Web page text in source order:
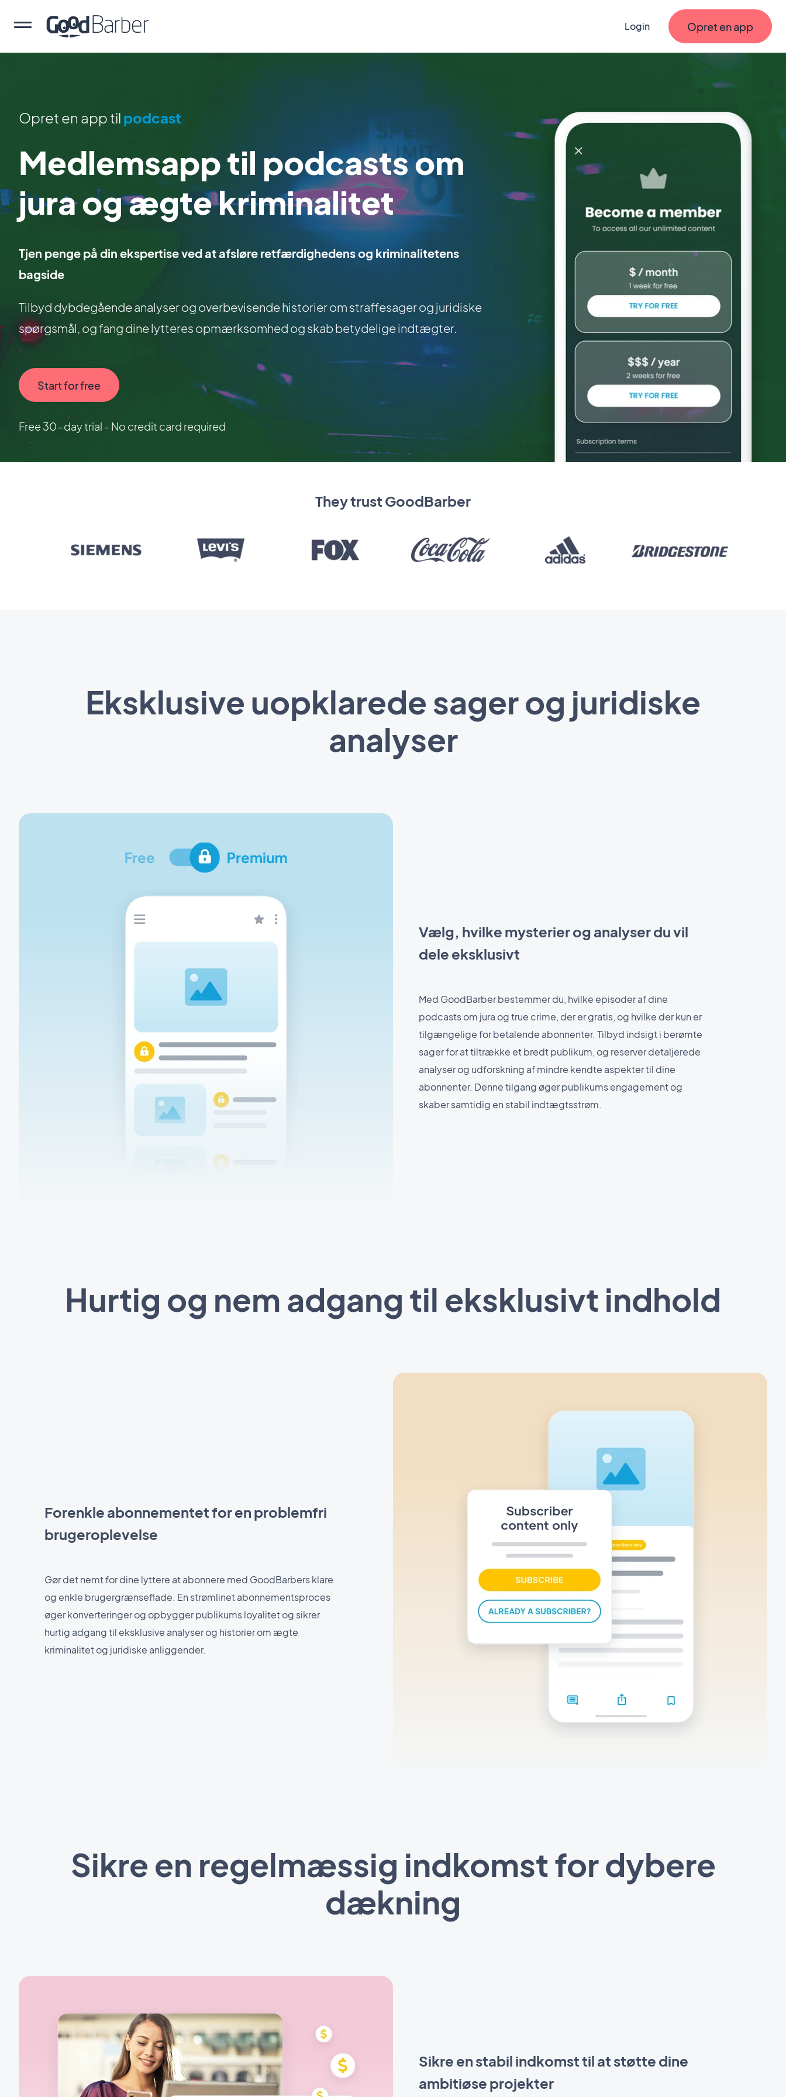
Login Opret en app
Opret en app til podcast
Medlemsapp til podcasts om
jura og ægte kriminalitet
Tjen penge på din ekspertise ved at afsløre retfærdighedens og kriminalitetens
bagside
Tilbyd dybdegående analyser og overbevisende historier om straffesager og juridiske
spørgsmål, og fang dine lytteres opmærksomhed og skab betydelige indtægter.
Start for free
Free 30-day trial - No credit card required
They trust GoodBarber
Eksklusive uopklarede sager og juridiske
analyser
Vælg, hvilke mysterier og analyser du vil
dele eksklusivt
Med GoodBarber bestemmer du, hvilke episoder af dine
podcasts om jura og true crime, der er gratis, og hvilke der kun er
tilgængelige for betalende abonnenter. Tilbyd indsigt i berømte
sager for at tiltrække et bredt publikum, og reserver detaljerede
analyser og udforskning af mindre kendte aspekter til dine
abonnenter. Denne tilgang øger publikums engagement og
skaber samtidig en stabil indtægtsstrøm.
Hurtig og nem adgang til eksklusivt indhold
Forenkle abonnementet for en problemfri
brugeroplevelse
Gør det nemt for dine lyttere at abonnere med GoodBarbers klare
og enkle brugergrænseflade. En strømlinet abonnementsproces
øger konverteringer og opbygger publikums loyalitet og sikrer
hurtig adgang til eksklusive analyser og historier om ægte
kriminalitet og juridiske anliggender.
Sikre en regelmæssig indkomst for dybere
dækning
Sikre en stabil indkomst til at støtte dine
ambitiøse projekter